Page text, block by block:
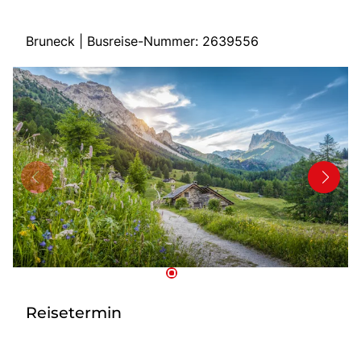
Start
Mehrtagesreisen
Tagesreisen
Bus anmieten
Service
Kontakt
Bruneck | Busreise-Nummer: 2639556
Reisetermin